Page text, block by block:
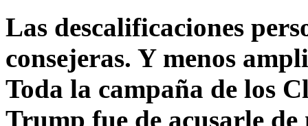
Las descalificaciones
consejeras. Y menos
Toda la campaña de los
Trump fue de acusarle